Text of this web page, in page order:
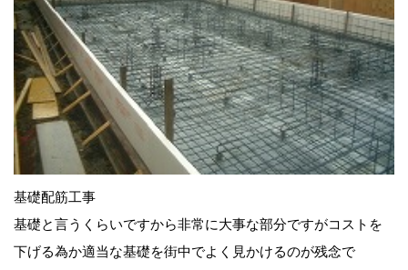
基礎配筋工事
基礎と言うくらいですから非常に大事な部分ですがコストを
下げる為か適当な基礎を街中でよく見かけるのが残念で